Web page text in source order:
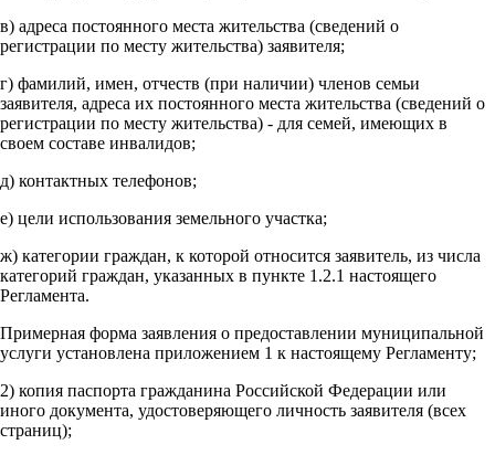
в) адреса постоянного места жительства (сведений о
регистрации по месту жительства) заявителя;
г) фамилий, имен, отчеств (при наличии) членов семьи
заявителя, адреса их постоянного места жительства (сведений о
регистрации по месту жительства) - для семей, имеющих в
своем составе инвалидов;
д) контактных телефонов;
е) цели использования земельного участка;
ж) категории граждан, к которой относится заявитель, из числа
категорий граждан, указанных в пункте 1.2.1 настоящего
Регламента.
Примерная форма заявления о предоставлении муниципальной
услуги установлена приложением 1 к настоящему Регламенту;
2) копия паспорта гражданина Российской Федерации или
иного документа, удостоверяющего личность заявителя (всех
страниц);